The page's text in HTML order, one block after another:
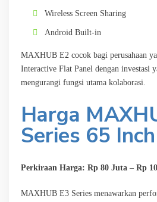
Wireless Screen Sharing
Android Built-in
MAXHUB E2 cocok bagi perusahaan
Interactive Flat Panel dengan investasi
mengurangi fungsi utama kolaborasi.
Harga
Series 65 Inch
Perkiraan Harga: Rp 80 Juta – Rp
MAXHUB E3 Series menawarkan